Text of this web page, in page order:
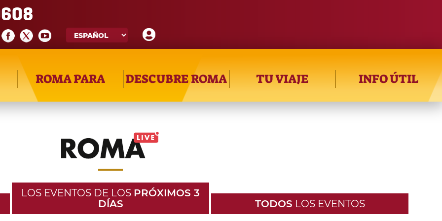
ROMA PARA DESCUBRE ROMA TU VIAJE INFO ÚTIL
LOS EVENTOS DE LOS PRÓXIMOS 3
DÍAS
TODOS LOS EVENTOS